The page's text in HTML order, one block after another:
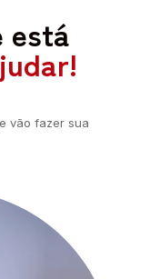
está
vão fazer sua